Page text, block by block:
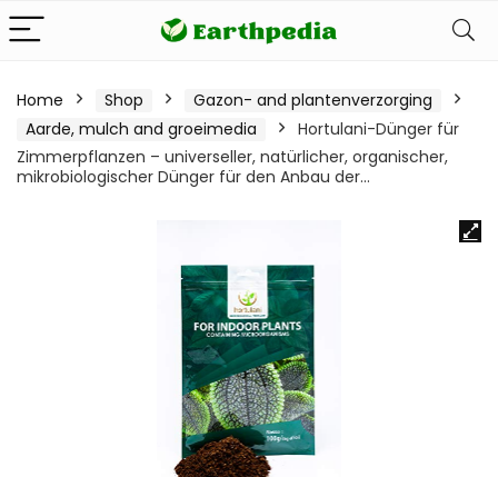
Home Shop
Gazon- and plantenverzorging
Aarde, mulch and groeimedia
Hortulani-Dünger für
Zimmerpflanzen – universeller, natürlicher, organischer,
mikrobiologischer Dünger für den Anbau der…